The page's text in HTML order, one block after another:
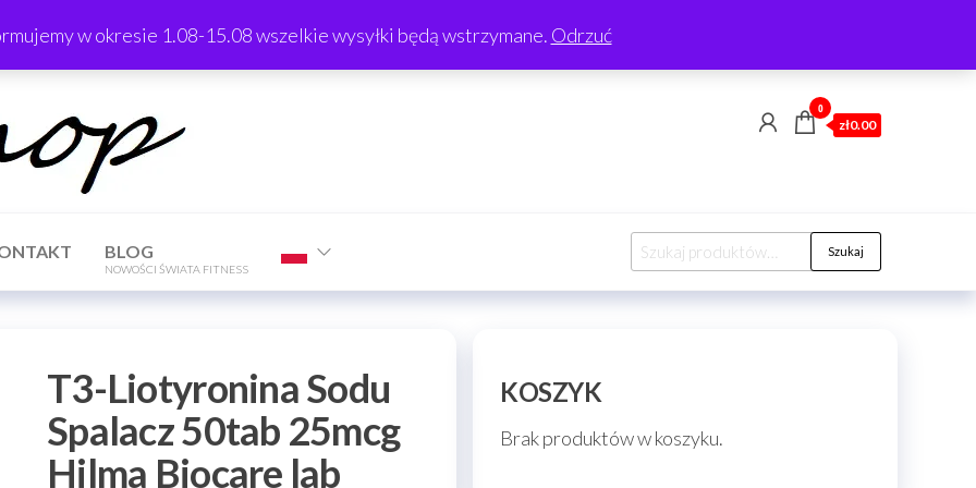
w okresie 1.08-15.08 wszelkie wysyłki będą wstrzymane. Odrzuć
TrTShop
0
zł0.00
BLOG
NOWOŚCI ŚWIATA FITNESS
Szukaj: Szukaj
T3-Liotyronina Sodu
Spalacz 50tab 25mcg
Hilma Biocare lab
KOSZYK
Brak produktów w koszyku.